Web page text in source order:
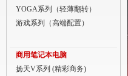
平板电脑
商用分体台式机
YOGA系列（轻薄翻转）
游戏系列（高端配置）
商用笔记本电脑
扬天V系列 (精彩商务)